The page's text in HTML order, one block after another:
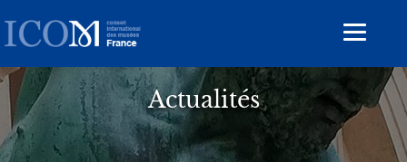
au
contenu
principal
Toggle
Actualités